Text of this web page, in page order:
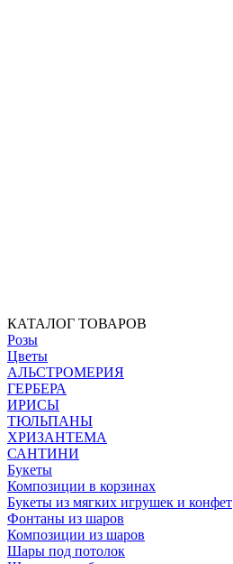
КАТАЛОГ ТОВАРОВ
Розы
Цветы
АЛЬСТРОМЕРИЯ
ГЕРБЕРА
ИРИСЫ
ТЮЛЬПАНЫ
ХРИЗАНТЕМА
САНТИНИ
Букеты
Композиции в корзинах
Букеты из мягких игрушек и конфет
Фонтаны из шаров
Композиции из шаров
Шары под потолок